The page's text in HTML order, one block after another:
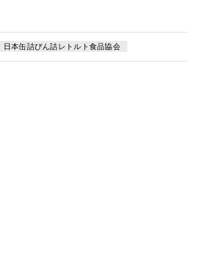
日本缶詰びん詰レトルト食品協会